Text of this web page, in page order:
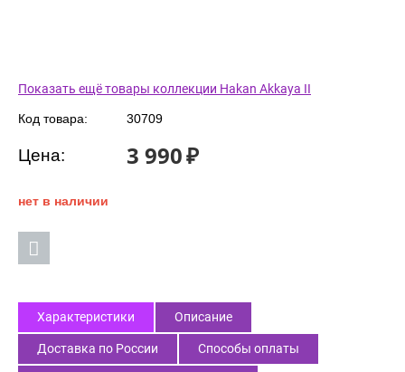
Показать ещё товары коллекции Hakan Akkaya II
Код товара: 30709
Цена: 3 990₽
нет в наличии
Характеристики Описание
Доставка по России Способы оплаты